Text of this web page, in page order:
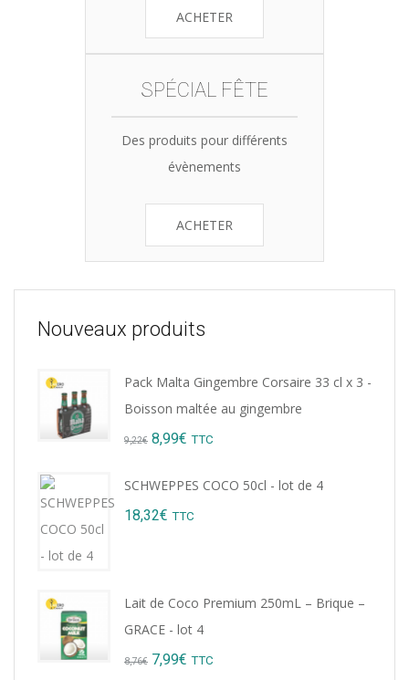
ACHETER
SPÉCIAL FÊTE
Des produits pour différents
évènements
ACHETER
Nouveaux produits
Pack Malta Gingembre Corsaire 33 cl x 3 -
Boisson maltée au gingembre
9,22€ Original
8,99€ Current
TTC
SCHWEPPES COCO 50cl - lot de 4
18,32€ TTC
Lait de Coco Premium 250mL – Brique –
GRACE - lot 4
8,76€ Original
7,99€ Current
TTC